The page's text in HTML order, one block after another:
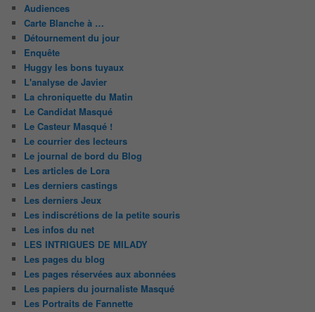
Audiences
Carte Blanche à …
Détournement du jour
Enquête
Huggy les bons tuyaux
L'analyse de Javier
La chroniquette du Matin
Le Candidat Masqué
Le Casteur Masqué !
Le courrier des lecteurs
Le journal de bord du Blog
Les articles de Lora
Les derniers castings
Les derniers Jeux
Les indiscrétions de la petite souris
Les infos du net
LES INTRIGUES DE MILADY
Les pages du blog
Les pages réservées aux abonnées
Les papiers du journaliste Masqué
Les Portraits de Fannette